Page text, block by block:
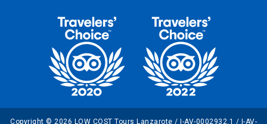
Copyright © 2026 LOW COST Tours Lanzarote / I-AV-0002932.1 / I-AV-